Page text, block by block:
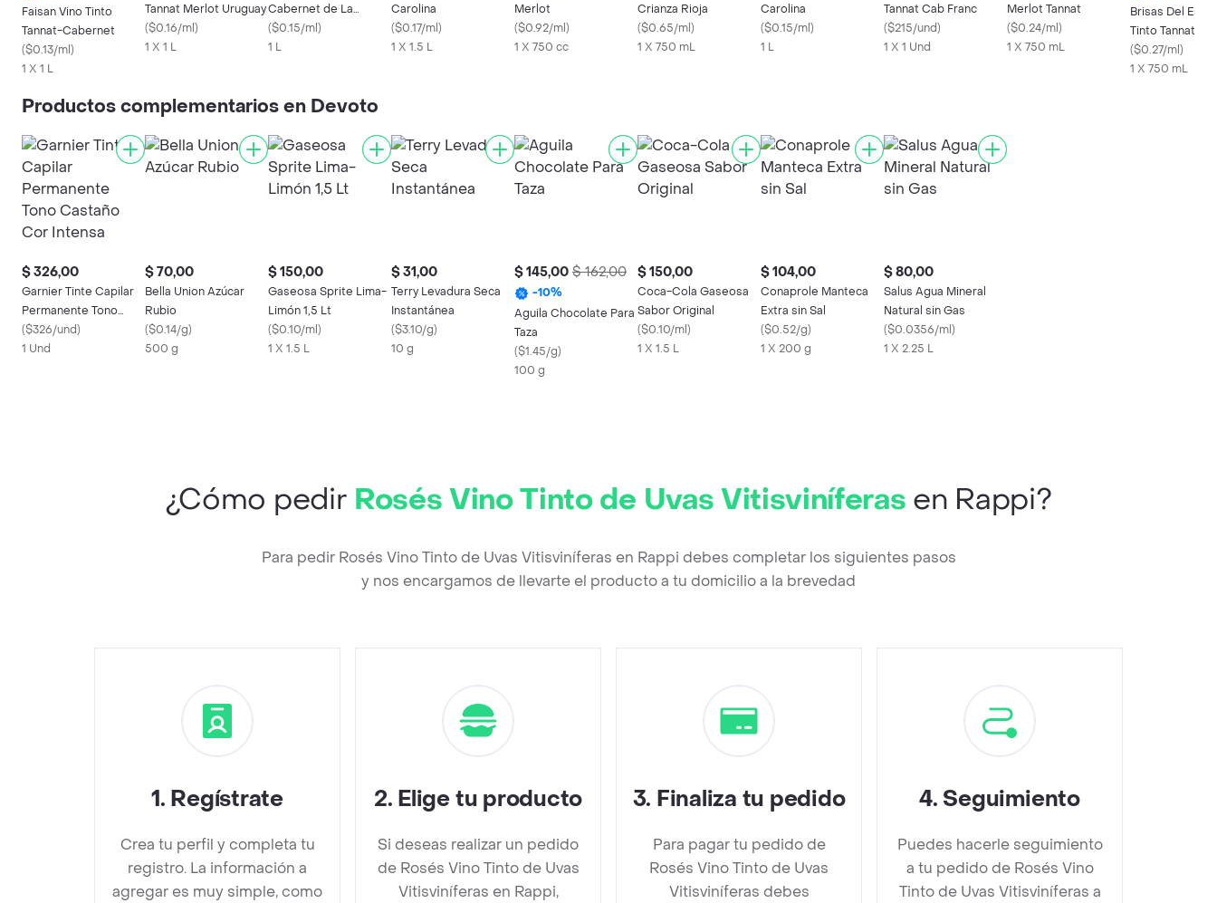
Faisan Vino Tinto
Tannat-Cabernet
($0.13/ml)
1 X 1 L
Tannat Merlot Uruguay
($0.16/ml)
1 X 1 L
Cabernet de La
Carolina
($0.15/ml)
1 L
Carolina
($0.17/ml)
1 X 1.5 L
Merlot
($0.92/ml)
1 X 750 cc
Crianza Rioja
($0.65/ml)
1 X 750 mL
Carolina
($0.15/ml)
1 L
Tannat Cab Franc
($215/und)
1 X 1 Und
Merlot Tannat
($0.24/ml)
1 X 750 mL
Brisas Del Este
Tinto Tannat
($0.27/ml)
1 X 750 mL
Productos complementarios en Devoto
$ 326,00
Garnier Tinte Capilar
Permanente Tono
Castaño Cor Intensa
($326/und)
1 Und
$ 70,00
Bella Union Azúcar
Rubio
($0.14/g)
500 g
$ 150,00
Gaseosa Sprite Lima-
Limón 1,5 Lt
($0.10/ml)
1 X 1.5 L
$ 31,00
Terry Levadura Seca
Instantánea
($3.10/g)
10 g
$ 145,00 $ 162,00
-10%
Aguila Chocolate Para
Taza
($1.45/g)
100 g
$ 150,00
Coca-Cola Gaseosa
Sabor Original
($0.10/ml)
1 X 1.5 L
$ 104,00
Conaprole Manteca
Extra sin Sal
($0.52/g)
1 X 200 g
$ 80,00
Salus Agua Mineral
Natural sin Gas
($0.0356/ml)
1 X 2.25 L
¿Cómo pedir Rosés Vino Tinto de Uvas Vitisviníferas en Rappi?
Para pedir Rosés Vino Tinto de Uvas Vitisviníferas en Rappi debes completar los siguientes pasos
y nos encargamos de llevarte el producto a tu domicilio a la brevedad
1. Regístrate
Crea tu perfil y completa tu
registro. La información a
agregar es muy simple, como
2. Elige tu producto
Si deseas realizar un pedido
de Rosés Vino Tinto de Uvas
Vitisviníferas en Rappi,
3. Finaliza tu pedido
Para pagar tu pedido de
Rosés Vino Tinto de Uvas
Vitisviníferas debes
4. Seguimiento
Puedes hacerle seguimiento
a tu pedido de Rosés Vino
Tinto de Uvas Vitisviníferas a